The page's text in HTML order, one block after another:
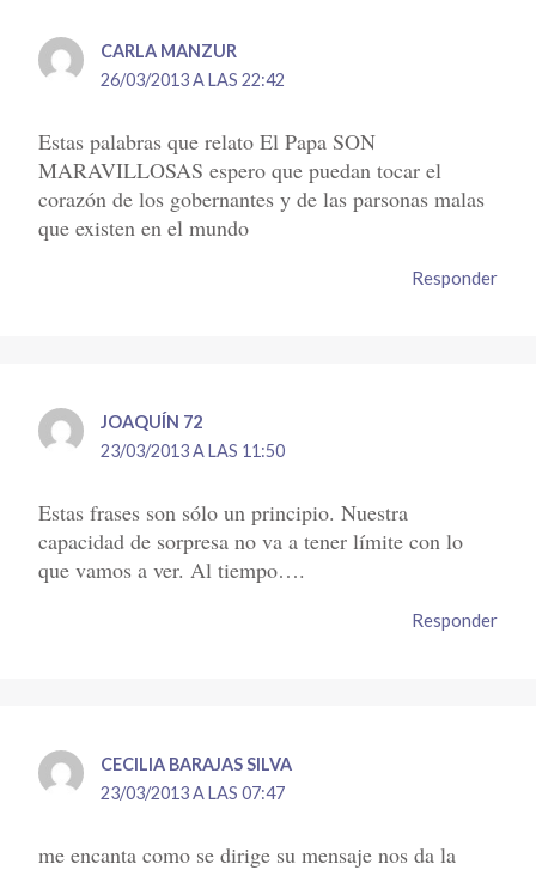
CARLA MANZUR
26/03/2013 A LAS 22:42
Estas palabras que relato El Papa SON
MARAVILLOSAS espero que puedan tocar el
corazón de los gobernantes y de las parsonas malas
que existen en el mundo
Responder
JOAQUÍN 72
23/03/2013 A LAS 11:50
Estas frases son sólo un principio. Nuestra
capacidad de sorpresa no va a tener límite con lo
que vamos a ver. Al tiempo….
Responder
CECILIA BARAJAS SILVA
23/03/2013 A LAS 07:47
me encanta como se dirige su mensaje nos da la